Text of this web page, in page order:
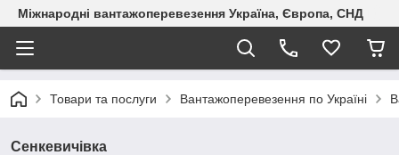
Міжнародні вантажоперевезення Україна, Європа, СНД
Товари та послуги Вантажоперевезення по Україні
Сенкевичівка